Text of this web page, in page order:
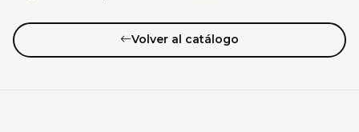
Volver al catálogo